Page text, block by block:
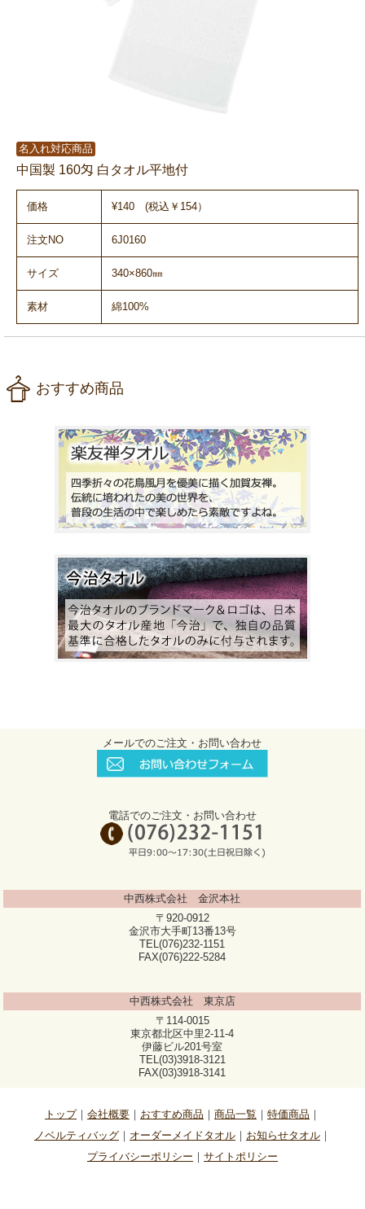
名入れ対応商品
中国製 160匁 白タオル平地付
価格 ¥140 (税込￥154）
注文NO 6J0160
サイズ 340×860㎜
素材 綿100%
おすすめ商品
メールでのご注文・お問い合わせ
電話でのご注文・お問い合わせ
中西株式会社 金沢本社
〒920-0912
金沢市大手町13番13号
TEL(076)232-1151
FAX(076)222-5284
中西株式会社 東京店
〒114-0015
東京都北区中里2-11-4
伊藤ビル201号室
TEL(03)3918-3121
FAX(03)3918-3141
トップ 会社概要 おすすめ商品 商品一覧
特価商品
ノベルティバッグ
オーダーメイドタオル
お知らせタオル
プライバシーポリシー
サイトポリシー